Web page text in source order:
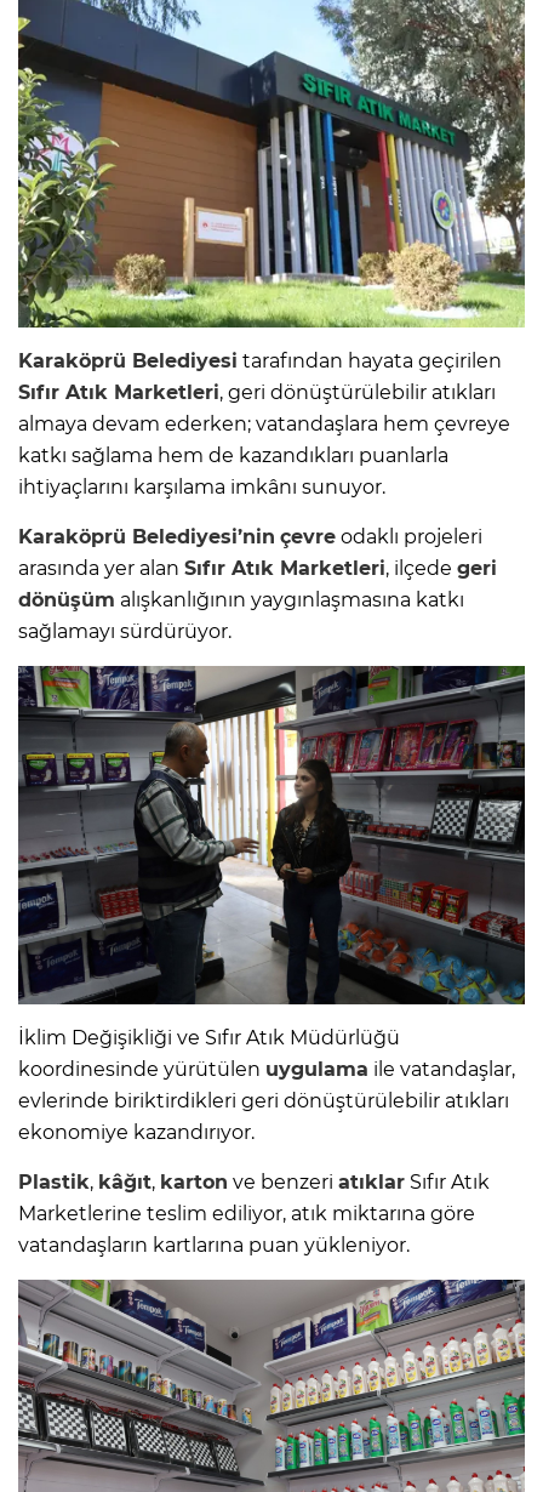
Karaköprü Belediyesi tarafından hayata geçirilen
Sıfır Atık Marketleri, geri dönüştürülebilir atıkları
almaya devam ederken; vatandaşlara hem çevreye
katkı sağlama hem de kazandıkları puanlarla
ihtiyaçlarını karşılama imkânı sunuyor.
Karaköprü Belediyesi’nin çevre odaklı projeleri
arasında yer alan Sıfır Atık Marketleri, ilçede geri
dönüşüm alışkanlığının yaygınlaşmasına katkı
sağlamayı sürdürüyor.
İklim Değişikliği ve Sıfır Atık Müdürlüğü
koordinesinde yürütülen uygulama ile vatandaşlar,
evlerinde biriktirdikleri geri dönüştürülebilir atıkları
ekonomiye kazandırıyor.
Plastik, kâğıt, karton ve benzeri atıklar Sıfır Atık
Marketlerine teslim ediliyor, atık miktarına göre
vatandaşların kartlarına puan yükleniyor.